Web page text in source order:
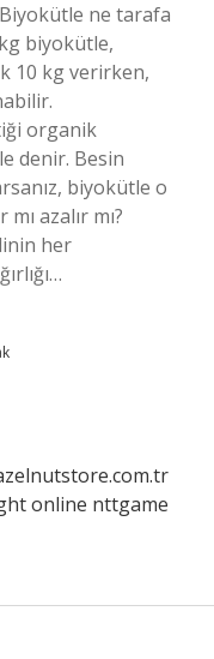
Biyokütle ne tarafa
biyokütle,
10 kg verirken,
organik
denir. Besin
biyokütle o
azalır mı?
her
online nttgame